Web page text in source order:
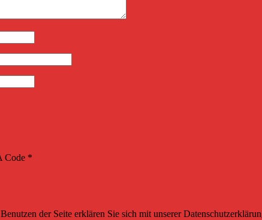
Code *
der Seite erklären Sie sich mit unserer